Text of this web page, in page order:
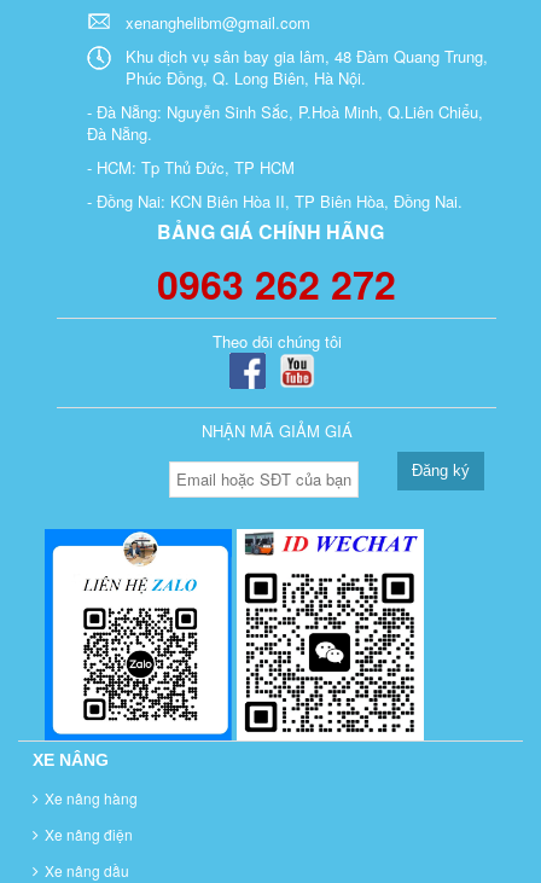
xenanghelibm@gmail.com
Khu dịch vụ sân bay gia lâm, 48 Đàm Quang Trung,
Phúc Đồng, Q. Long Biên, Hà Nội.
- Đà Nẵng: Nguyễn Sinh Sắc, P.Hoà Minh, Q.Liên Chiểu,
Đà Nẵng.
- HCM: Tp Thủ Đức, TP HCM
- Đồng Nai: KCN Biên Hòa II, TP Biên Hòa, Đồng Nai.
BẢNG GIÁ CHÍNH HÃNG
0963 262 272
Theo dõi chúng tôi
NHẬN MÃ GIẢM GIÁ
Đăng ký
XE NÂNG
Xe nâng hàng
Xe nâng điện
Xe nâng dầu